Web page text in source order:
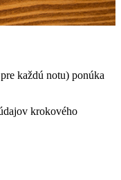
každú notu) ponúka
krokového